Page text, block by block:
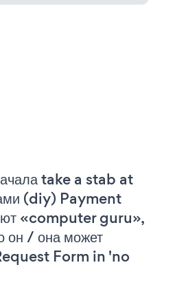
take a stab at
(diy) Payment
«computer guru»,
он / она может
Form in 'no